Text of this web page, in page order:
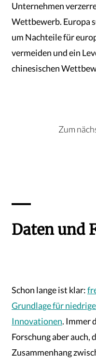
Unternehmen
Wettbewerb. Europa
um Nachteile für
vermeiden und ein
chinesischen
Zum
Daten und
Schon lange ist klar:
Grundlage für
Innovationen. Immer
Forschung aber auch,
Zusammenhang